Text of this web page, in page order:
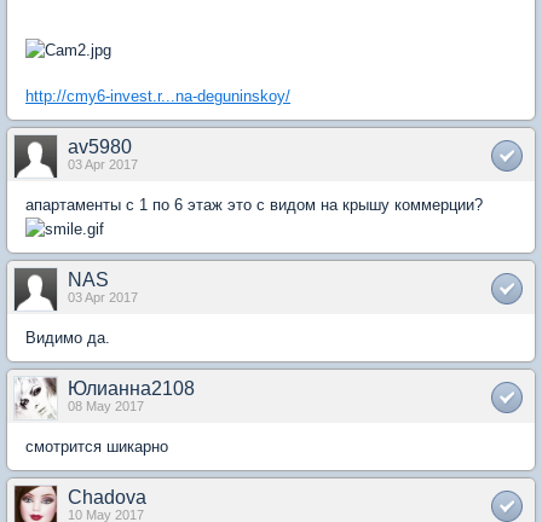
http://cmy6-invest.r...na-deguninskoy/
av5980
03 Apr 2017
апартаменты с 1 по 6 этаж это с видом на крышу коммерции?
NAS
03 Apr 2017
Видимо да.
Юлианна2108
08 May 2017
смотрится шикарно
Chadova
10 May 2017